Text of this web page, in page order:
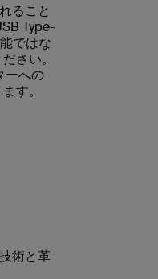
ること
Type-
ではな
さい。
ーへの
す。
術と革